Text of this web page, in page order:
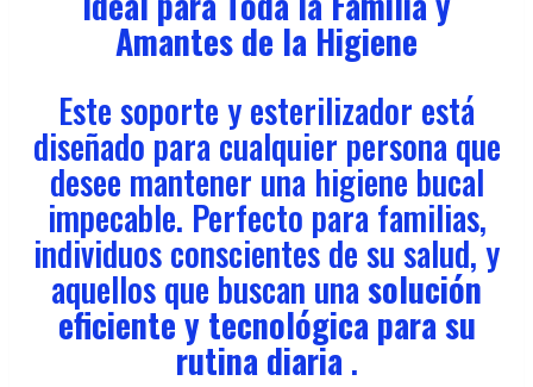
Amantes de la Higiene
Este soporte y esterilizador está
diseñado para cualquier persona que
desee mantener una higiene bucal
impecable. Perfecto para familias,
individuos conscientes de su salud, y
aquellos que buscan unasolución
eficiente y tecnológica para su
rutina diaria .